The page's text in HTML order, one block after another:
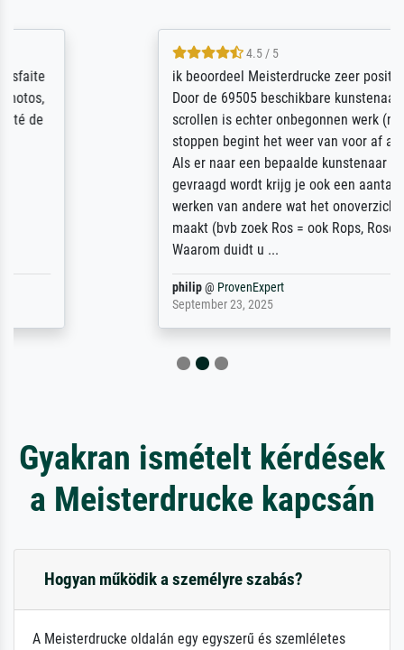
4.5 / 5
ik beoordeel Meisterdrucke zeer positief.
Door de 69505 beschikbare kunstenaars
scrollen is echter onbegonnen werk (na
stoppen begint het weer van voor af aan).
Als er naar een bepaalde kunstenaar
gevraagd wordt krijg je ook een aantal
werken van andere wat het onoverzichtelijk
maakt (bvb zoek Ros = ook Rops, Rose etc).
Waarom duidt u ...
ProvenExpert
September 23, 2025
Gyakran ismételt kérdések
a Meisterdrucke kapcsán
Hogyan működik a személyre szabás?
A Meisterdrucke oldalán egy egyszerű és szemléletes